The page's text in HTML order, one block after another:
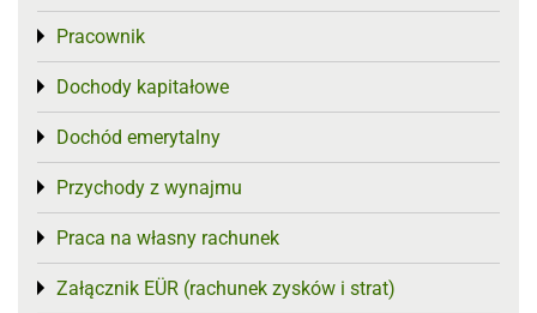
Pracownik
Toggle menu
Dochody kapitałowe
Toggle menu
Dochód emerytalny
Toggle menu
Przychody z wynajmu
Toggle menu
Praca na własny rachunek
Toggle menu
Załącznik EÜR (rachunek zysków i strat)
Toggle menu